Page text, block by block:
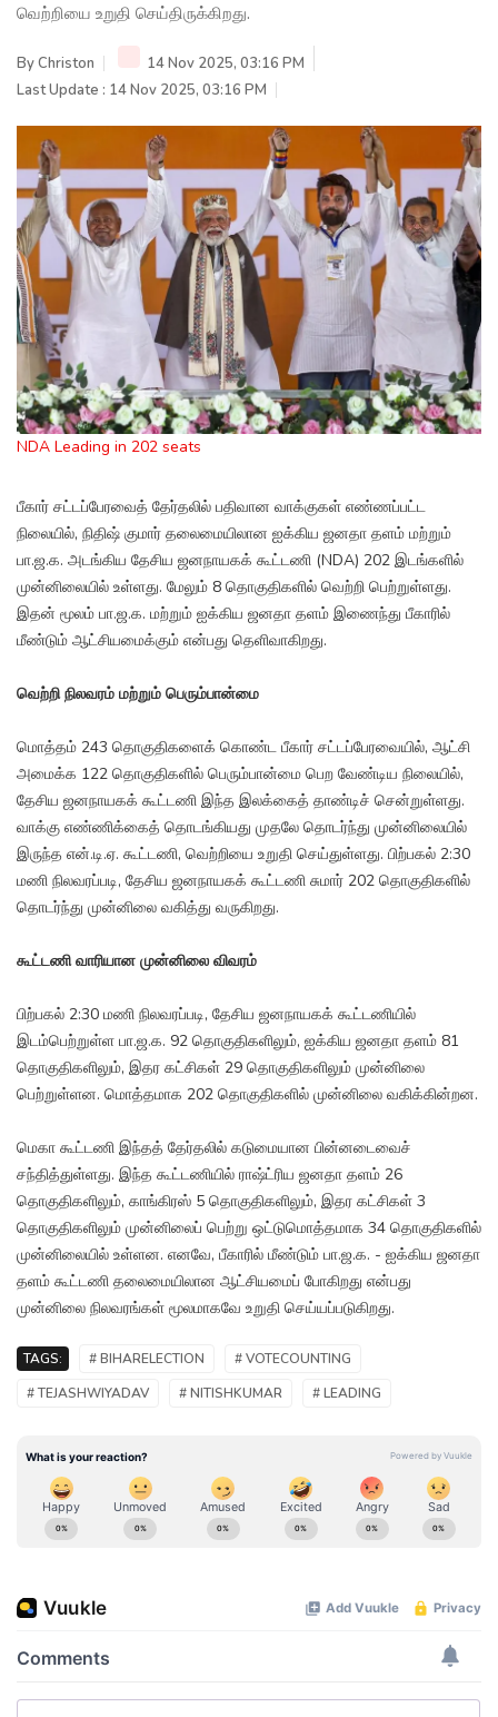
வெற்றியை உறுதி செய்திருக்கிறது.
ByChriston
14 Nov 2025, 03:16 PM
Last Update : 14 Nov 2025, 03:16 PM
NDA Leading in 202 seats
பீகார் சட்டப்பேரவைத் தேர்தலில் பதிவான வாக்குகள் எண்ணப்பட்ட
நிலையில், நிதிஷ் குமார் தலைமையிலான ஐக்கிய ஜனதா தளம் மற்றும்
பா.ஜ.க. அடங்கிய தேசிய ஜனநாயகக் கூட்டணி (NDA) 202 இடங்களில்
முன்னிலையில் உள்ளது. மேலும் 8 தொகுதிகளில் வெற்றி பெற்றுள்ளது.
இதன் மூலம் பா.ஜ.க. மற்றும் ஐக்கிய ஜனதா தளம் இணைந்து பீகாரில்
மீண்டும் ஆட்சியமைக்கும் என்பது தெளிவாகிறது.
வெற்றி நிலவரம் மற்றும் பெரும்பான்மை
மொத்தம் 243 தொகுதிகளைக் கொண்ட பீகார் சட்டப்பேரவையில், ஆட்சி
அமைக்க 122 தொகுதிகளில் பெரும்பான்மை பெற வேண்டிய நிலையில்,
தேசிய ஜனநாயகக் கூட்டணி இந்த இலக்கைத் தாண்டிச் சென்றுள்ளது.
வாக்கு எண்ணிக்கைத் தொடங்கியது முதலே தொடர்ந்து முன்னிலையில்
இருந்த என்.டி.ஏ. கூட்டணி, வெற்றியை உறுதி செய்துள்ளது. பிற்பகல் 2:30
மணி நிலவரப்படி, தேசிய ஜனநாயகக் கூட்டணி சுமார் 202 தொகுதிகளில்
தொடர்ந்து முன்னிலை வகித்து வருகிறது.
கூட்டணி வாரியான முன்னிலை விவரம்
பிற்பகல் 2:30 மணி நிலவரப்படி, தேசிய ஜனநாயகக் கூட்டணியில்
இடம்பெற்றுள்ள பா.ஜ.க. 92 தொகுதிகளிலும், ஐக்கிய ஜனதா தளம் 81
தொகுதிகளிலும், இதர கட்சிகள் 29 தொகுதிகளிலும் முன்னிலை
பெற்றுள்ளன. மொத்தமாக 202 தொகுதிகளில் முன்னிலை வகிக்கின்றன.
மெகா கூட்டணி இந்தத் தேர்தலில் கடுமையான பின்னடைவைச்
சந்தித்துள்ளது. இந்த கூட்டணியில் ராஷ்ட்ரிய ஜனதா தளம் 26
தொகுதிகளிலும், காங்கிரஸ் 5 தொகுதிகளிலும், இதர கட்சிகள் 3
தொகுதிகளிலும் முன்னிலைப் பெற்று ஒட்டுமொத்தமாக 34 தொகுதிகளில்
முன்னிலையில் உள்ளன. எனவே, பீகாரில் மீண்டும் பா.ஜ.க. - ஐக்கிய ஜனதா
தளம் கூட்டணி தலைமையிலான ஆட்சியமைப் போகிறது என்பது
முன்னிலை நிலவரங்கள் மூலமாகவே உறுதி செய்யப்படுகிறது.
TAGS: # BIHARELECTION
# VOTECOUNTING
# TEJASHWIYADAV
# NITISHKUMAR # LEADING